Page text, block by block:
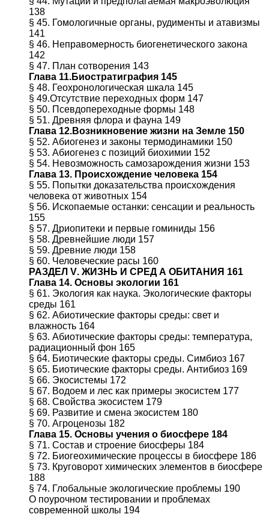
138
§ 45. Гомологичные органы, рудименты и атавизмы
141
§ 46. Неправомерность биогенетического закона
142
§ 47. План сотворения 143
Глава 11.Биостратиграфия 145
§ 48. Геохронологическая шкала 145
§ 49.Отсутствие переходных форм 147
§ 50. Псевдопереходные формы 148
§ 51. Древняя флора и фауна 149
Глава 12.Возникновение жизни на Земле 150
§ 52. Абиогенез и законы термодинамики 150
§ 53. Абиогенез с позиций биохимии 152
§ 54. Невозможность самозарождения жизни 153
Глава 13. Происхождение человека 154
§ 55. Попытки доказательства происхождения
человека от животных 154
§ 56. Ископаемые останки: сенсации и реальность
155
§ 57. Дриопитеки и первые гоминиды 156
§ 58. Древнейшие люди 157
§ 59. Древние люди 158
§ 60. Человеческие расы 160
РАЗДЕЛ V. ЖИЗНЬ И СРЕД А ОБИТАНИЯ 161
Глава 14. Основы экологии 161
§ 61. Экология как наука. Экологические факторы
среды 161
§ 62. Абиотические факторы среды: свет и
влажность 164
§ 63. Абиотические факторы среды: температура,
радиационный фон 165
§ 64. Биотические факторы среды. Симбиоз 167
§ 65. Биотические факторы среды. Антибиоз 169
§ 66. Экосистемы 172
§ 67. Водоем и лес как примеры экосистем 177
§ 68. Свойства экосистем 179
§ 69. Развитие и смена экосистем 180
§ 70. Агроценозы 182
Глава 15. Основы учения о биосфере 184
§ 71. Состав и строение биосферы 184
§ 72. Биогеохимические процессы в биосфере 186
§ 73. Круговорот химических элементов в биосфере
188
§ 74. Глобальные экологические проблемы 190
О поурочном тестировании и проблемах
современной школы 194